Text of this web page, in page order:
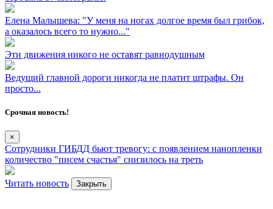
Елена Малышева: "У меня на ногах долгое время был грибок,
а оказалось всего то нужно..."
Эти движения никого не оставят равнодушным
Ведущий главной дороги никогда не платит штрафы. Он
просто...
Срочная новость!
×
Сотрудники ГИБДД бьют тревогу: с появлением нанопленки
количество "писем счастья" снизилось на треть
Читать новость Закрыть